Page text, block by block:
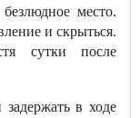
место.
и скрыться.
сутки после
задержать в ходе